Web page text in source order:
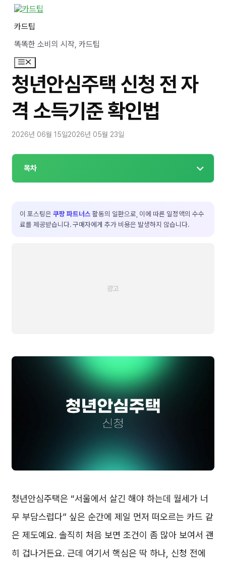
카드팁
똑똑한 소비의 시작, 카드팁
메
뉴
청년안심주택 신청 전 자
격 소득기준 확인법
2026년 06월 15일2026년 05월 23일
목차
이 포스팅은 쿠팡 파트너스 활동의 일환으로, 이에 따른 일정액의 수수
료를 제공받습니다. 구매자에게 추가 비용은 발생하지 않습니다.
청년안심주택은 “서울에서 살긴 해야 하는데 월세가 너
무 부담스럽다” 싶은 순간에 제일 먼저 떠오르는 카드 같
은 제도예요. 솔직히 처음 보면 조건이 좀 많아 보여서 괜
히 겁나거든요. 근데 여기서 핵심은 딱 하나, 신청 전에